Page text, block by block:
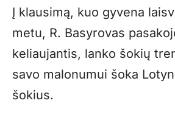
Į klausimą, kuo gyvena
metu, R. Basyrovas
keliaujantis, lanko šokių
savo malonumui šoka
šokius.